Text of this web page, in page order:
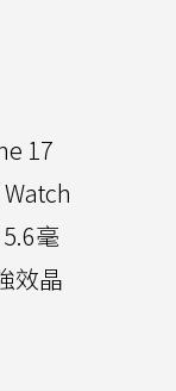
17
Watch
毫
效晶